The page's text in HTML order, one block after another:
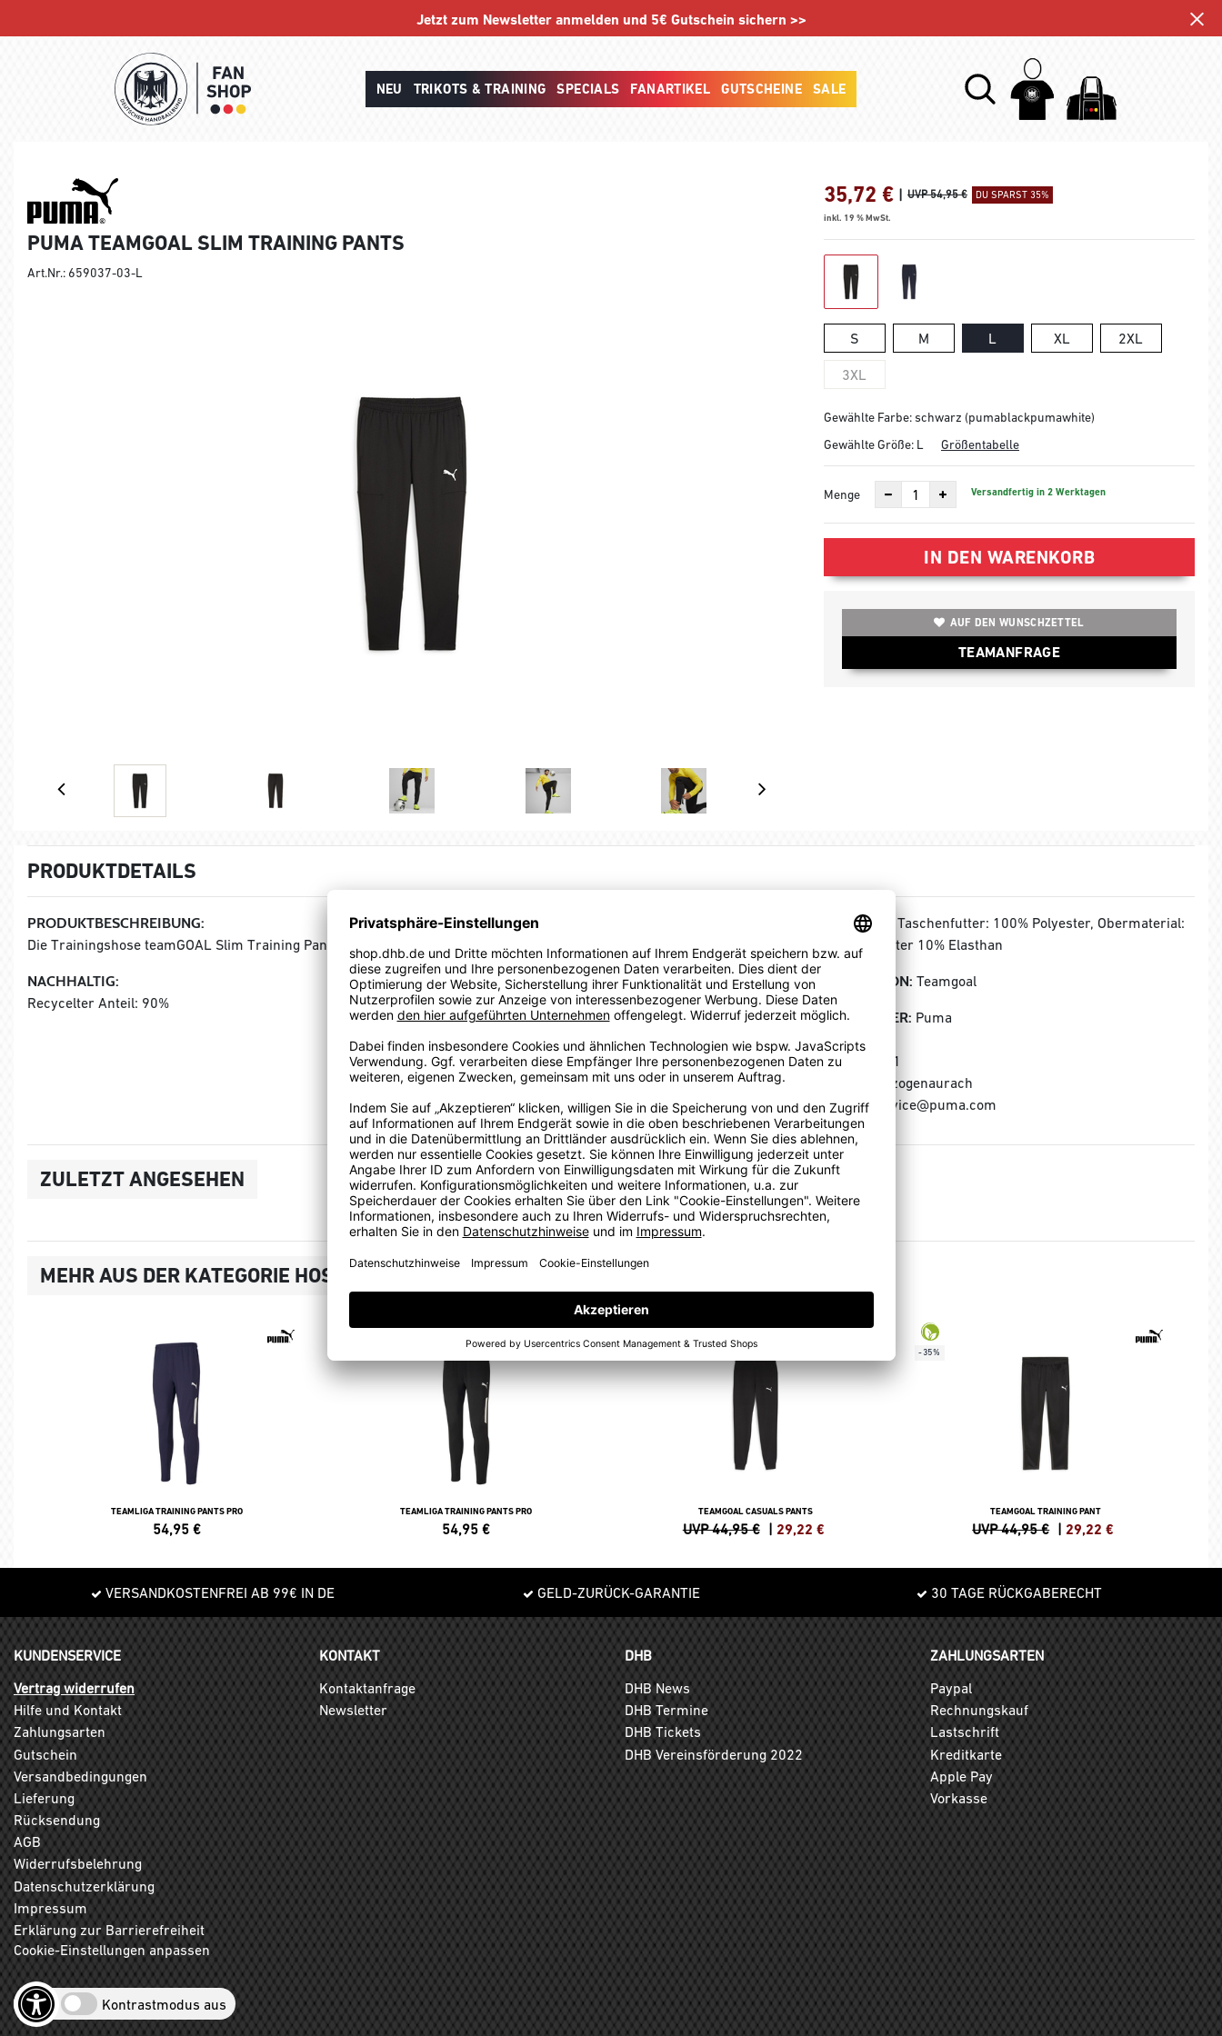
Jetzt zum Newsletter anmelden und 5€ Gutschein sichern >>
NEU TRIKOTS & TRAINING SPECIALS FANARTIKEL GUTSCHEINE SALE
PUMA TEAMGOAL SLIM TRAINING PANTS
Art.Nr.: 659037-03-L
35,72 € | UVP 54,95 € DU SPARST 35%
inkl. 19 % MwSt.
S M L XL 2XL
3XL
Gewählte Farbe: schwarz (pumablackpumawhite)
Gewählte Größe: L Größentabelle
Menge Versandfertig in 2 Werktagen
IN DEN WARENKORB
AUF DEN WUNSCHZETTEL
TEAMANFRAGE
PRODUKTDETAILS
PRODUKTBESCHREIBUNG:
Die Trainingshose teamGOAL Slim Training Pants vom deutschen Sportartikelhersteller Puma aus Herzogenaurach.
NACHHALTIG:
Recycelter Anteil: 90%
MATERIAL:
Taschenfutter: 100% Polyester, Obermaterial:
90% Polyester 10% Elasthan
KOLLEKTION: Teamgoal
HERSTELLER: Puma
Puma SE
Puma Way 1
91074 Herzogenaurach
E-Mail: service@puma.com
ZULETZT ANGESEHEN
MEHR AUS DER KATEGORIE HOSEN
TEAMLIGA TRAINING PANTS PRO
54,95 €
TEAMLIGA TRAINING PANTS PRO
54,95 €
-35%
TEAMGOAL CASUALS PANTS
UVP 44,95 € | 29,22 €
-35%
TEAMGOAL TRAINING PANT
UVP 44,95 € | 29,22 €
VERSANDKOSTENFREI AB 99€ IN DE GELD-ZURÜCK-GARANTIE 30 TAGE RÜCKGABERECHT
KUNDENSERVICE
Vertrag widerrufen
Hilfe und Kontakt
Zahlungsarten
Gutschein
Versandbedingungen
Lieferung
Rücksendung
AGB
Widerrufsbelehrung
Datenschutzerklärung
Impressum
Erklärung zur Barrierefreiheit
Cookie-Einstellungen anpassen
Kontrastmodus aus
KONTAKT
Kontaktanfrage
Newsletter
DHB
DHB News
DHB Termine
DHB Tickets
DHB Vereinsförderung 2022
ZAHLUNGSARTEN
Paypal
Rechnungskauf
Lastschrift
Kreditkarte
Apple Pay
Vorkasse